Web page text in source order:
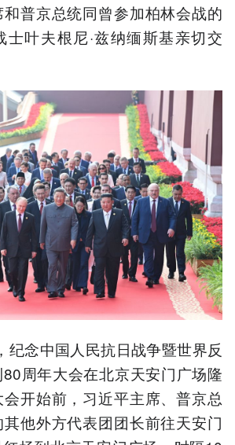
和普京总统同曾参加柏林会战的
士叶夫根尼·兹纳缅斯基亲切交
纪念中国人民抗日战争暨世界反
周年大会在北京天安门广场隆
开始前，习近平主席、普京总
他外方代表团团长前往天安门